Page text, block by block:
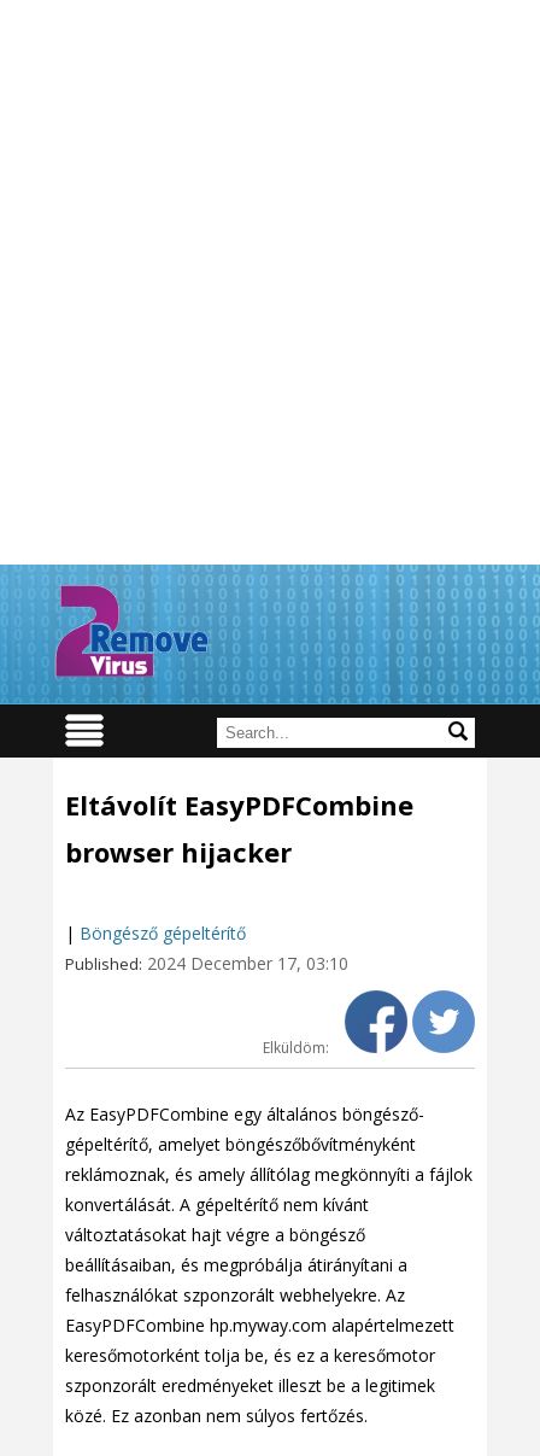
Eltávolít EasyPDFCombine
browser hijacker
| Böngésző gépeltérítő
Published: 2024 December 17, 03:10
Elküldöm:
Az EasyPDFCombine egy általános böngésző-
gépeltérítő, amelyet böngészőbővítményként
reklámoznak, és amely állítólag megkönnyíti a fájlok
konvertálását. A gépeltérítő nem kívánt
változtatásokat hajt végre a böngésző
beállításaiban, és megpróbálja átirányítani a
felhasználókat szponzorált webhelyekre. Az
EasyPDFCombine hp.myway.com alapértelmezett
keresőmotorként tolja be, és ez a keresőmotor
szponzorált eredményeket illeszt be a legitimek
közé. Ez azonban nem súlyos fertőzés.